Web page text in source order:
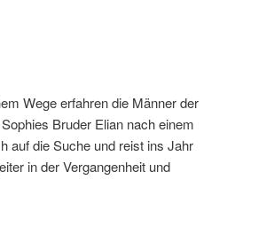
Wege erfahren die Männer der
Bruder Elian nach einem
auf die Suche und reist ins Jahr
in der Vergangenheit und